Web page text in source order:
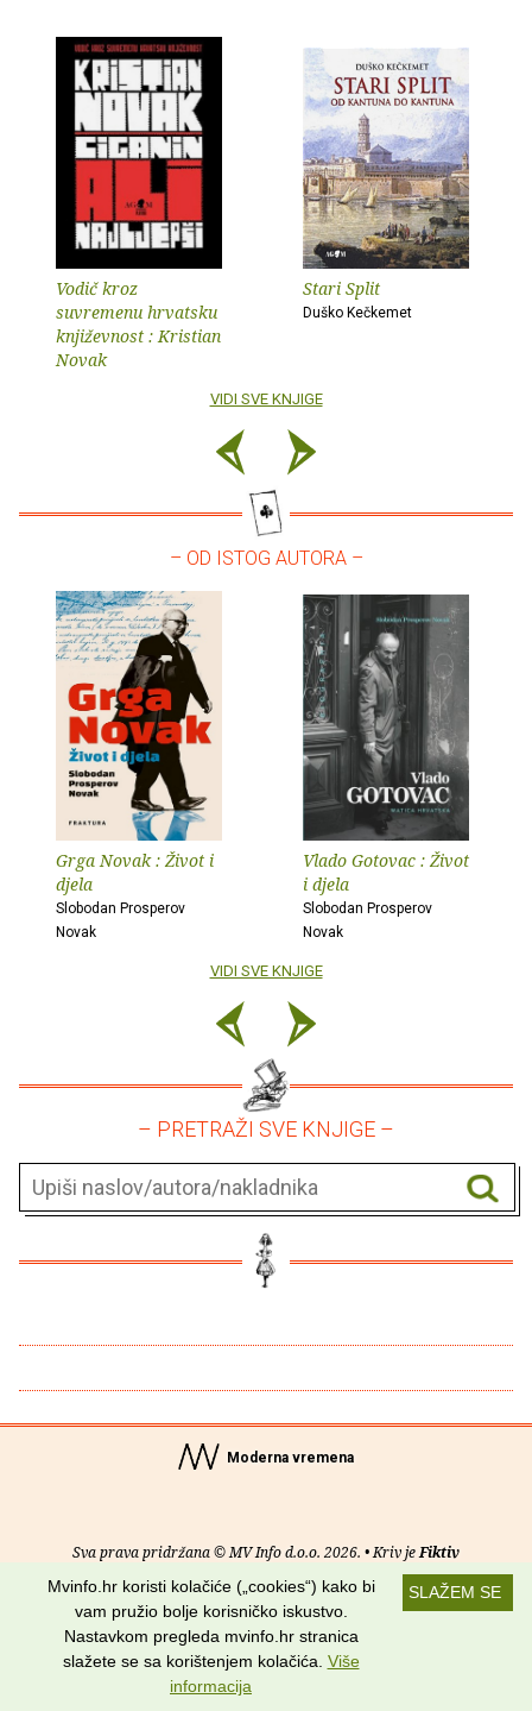
Vodič kroz
suvremenu hrvatsku
književnost : Kristian
Novak
Stari Split
Duško Kečkemet
VIDI SVE KNJIGE
– OD ISTOG AUTORA –
Grga Novak : Život i
djela
Slobodan Prosperov
Novak
Vlado Gotovac : Život
i djela
Slobodan Prosperov
Novak
VIDI SVE KNJIGE
– PRETRAŽI SVE KNJIGE –
Moderna vremena
Sva prava pridržana © MV Info d.o.o. 2026. • Kriv jeFiktiv
Uvjeti korištenja RSS kanali
Potraži nas na:
SLAŽEM SE
Mvinfo.hr koristi kolačiće („cookies“) kako bi
vam pružio bolje korisničko iskustvo.
Nastavkom pregleda mvinfo.hr stranica
slažete se sa korištenjem kolačića. Više
informacija